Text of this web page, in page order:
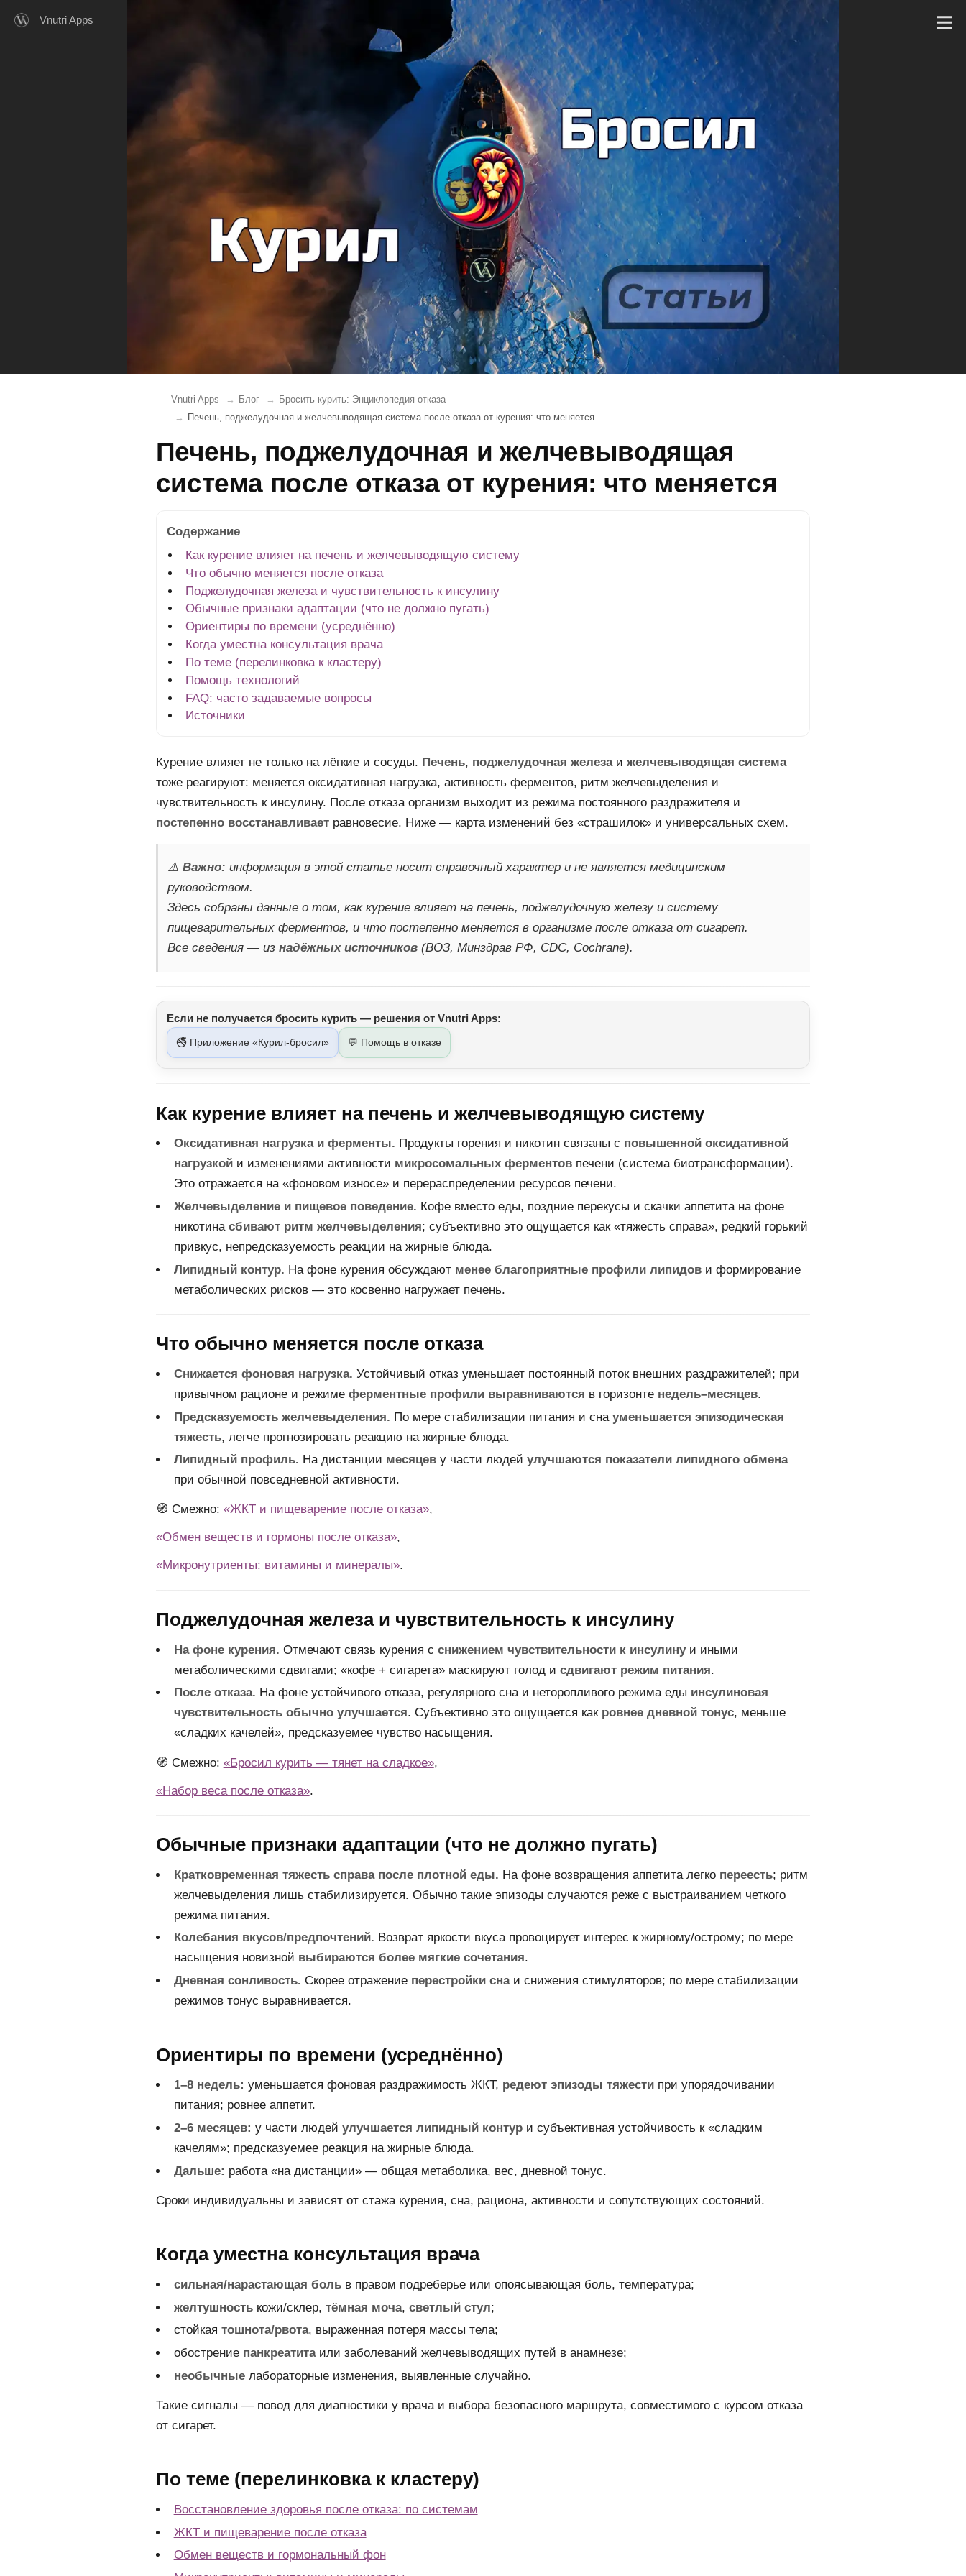
Vnutri Apps
Vnutri Apps Блог
Бросить курить: Энциклопедия отказа
Печень, поджелудочная и желчевыводящая система после отказа от курения: что меняется
Печень, поджелудочная и желчевыводящая
система после отказа от курения: что меняется
Содержание
Как курение влияет на печень и желчевыводящую систему
Что обычно меняется после отказа
Поджелудочная железа и чувствительность к инсулину
Обычные признаки адаптации (что не должно пугать)
Ориентиры по времени (усреднённо)
Когда уместна консультация врача
По теме (перелинковка к кластеру)
Помощь технологий
FAQ: часто задаваемые вопросы
Источники
Курение влияет не только на лёгкие и сосуды. Печень, поджелудочная железаи желчевыводящая система
тоже реагируют: меняется оксидативная нагрузка, активность ферментов, ритм желчевыделения и
чувствительность к инсулину. После отказа организм выходит из режима постоянного раздражителя и
постепенно восстанавливаетравновесие. Ниже — карта изменений без «страшилок» и универсальных схем.
⚠️ Важно: информация в этой статье носит справочный характер и не является медицинским
руководством.
Здесь собраны данные о том, как курение влияет на печень, поджелудочную железу и систему
пищеварительных ферментов, и что постепенно меняется в организме после отказа от сигарет.
Все сведения — из надёжных источников(ВОЗ, Минздрав РФ, CDC, Cochrane).
Если не получается бросить курить — решения от Vnutri Apps:
🚭 Приложение «Курил-бросил» 💬 Помощь в отказе
Как курение влияет на печень и желчевыводящую систему
Оксидативная нагрузка и ферменты. Продукты горения и никотин связаны с повышенной оксидативной
нагрузкойи изменениями активности микросомальных ферментовпечени (система биотрансформации).
Это отражается на «фоновом износе» и перераспределении ресурсов печени.
Желчевыделение и пищевое поведение. Кофе вместо еды, поздние перекусы и скачки аппетита на фоне
никотина сбивают ритм желчевыделения; субъективно это ощущается как «тяжесть справа», редкий горький
привкус, непредсказуемость реакции на жирные блюда.
Липидный контур. На фоне курения обсуждают менее благоприятные профили липидови формирование
метаболических рисков — это косвенно нагружает печень.
Что обычно меняется после отказа
Снижается фоновая нагрузка. Устойчивый отказ уменьшает постоянный поток внешних раздражителей; при
привычном рационе и режиме ферментные профили выравниваются в горизонте недель–месяцев.
Предсказуемость желчевыделения. По мере стабилизации питания и сна уменьшается эпизодическая
тяжесть, легче прогнозировать реакцию на жирные блюда.
Липидный профиль. На дистанции месяцеву части людей улучшаются показатели липидного обмена
при обычной повседневной активности.
🧭 Смежно: «ЖКТ и пищеварение после отказа»,
«Обмен веществ и гормоны после отказа»,
«Микронутриенты: витамины и минералы».
Поджелудочная железа и чувствительность к инсулину
На фоне курения. Отмечают связь курения с снижением чувствительности к инсулинуи иными
метаболическими сдвигами; «кофе + сигарета» маскируют голод и сдвигают режим питания.
После отказа. На фоне устойчивого отказа, регулярного сна и неторопливого режима еды инсулиновая
чувствительность обычно улучшается. Субъективно это ощущается как ровнее дневной тонус, меньше
«сладких качелей», предсказуемее чувство насыщения.
🧭 Смежно: «Бросил курить — тянет на сладкое»,
«Набор веса после отказа».
Обычные признаки адаптации (что не должно пугать)
Кратковременная тяжесть справа после плотной еды. На фоне возвращения аппетита легко переесть; ритм
желчевыделения лишь стабилизируется. Обычно такие эпизоды случаются реже с выстраиванием четкого
режима питания.
Колебания вкусов/предпочтений. Возврат яркости вкуса провоцирует интерес к жирному/острому; по мере
насыщения новизной выбираются более мягкие сочетания.
Дневная сонливость. Скорее отражение перестройки снаи снижения стимуляторов; по мере стабилизации
режимов тонус выравнивается.
Ориентиры по времени (усреднённо)
1–8 недель: уменьшается фоновая раздражимость ЖКТ, редеют эпизоды тяжестипри упорядочивании
питания; ровнее аппетит.
2–6 месяцев: у части людей улучшается липидный контури субъективная устойчивость к «сладким
качелям»; предсказуемее реакция на жирные блюда.
Дальше: работа «на дистанции» — общая метаболика, вес, дневной тонус.
Сроки индивидуальны и зависят от стажа курения, сна, рациона, активности и сопутствующих состояний.
Когда уместна консультация врача
сильная/нарастающая больв правом подреберье или опоясывающая боль, температура;
желтушностькожи/склер, тёмная моча, светлый стул;
стойкая тошнота/рвота, выраженная потеря массы тела;
обострение панкреатитаили заболеваний желчевыводящих путей в анамнезе;
необычныелабораторные изменения, выявленные случайно.
Такие сигналы — повод для диагностики у врача и выбора безопасного маршрута, совместимого с курсом отказа
от сигарет.
По теме (перелинковка к кластеру)
Восстановление здоровья после отказа: по системам
ЖКТ и пищеварение после отказа
Обмен веществ и гормональный фон